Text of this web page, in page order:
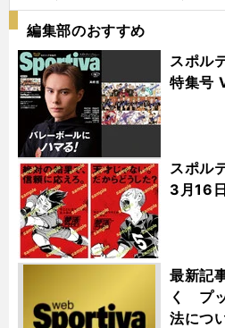
編集部のおすすめ
スポル
特集号
スポル
3月16
最新記
く プ
法につ